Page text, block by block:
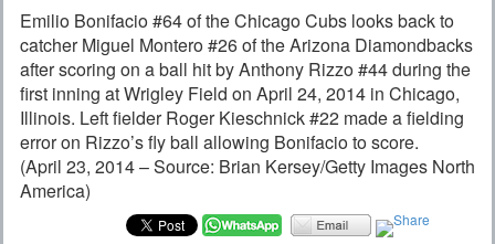
Emilio Bonifacio #64 of the Chicago Cubs looks back to
catcher Miguel Montero #26 of the Arizona Diamondbacks
after scoring on a ball hit by Anthony Rizzo #44 during the
first inning at Wrigley Field on April 24, 2014 in Chicago,
Illinois. Left fielder Roger Kieschnick #22 made a fielding
error on Rizzo’s fly ball allowing Bonifacio to score.
(April 23, 2014 – Source: Brian Kersey/Getty Images North
America)